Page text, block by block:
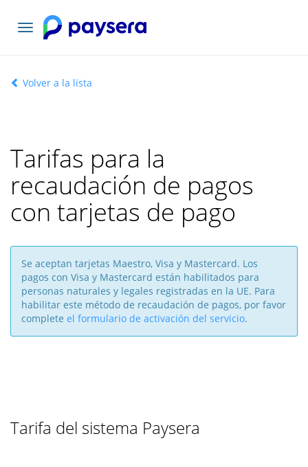
Toggle
navigation
Volver a la lista
Tarifas para la
recaudación de pagos
con tarjetas de pago
Se aceptan tarjetas Maestro, Visa y Mastercard. Los
pagos con Visa y Mastercard están habilitados para
personas naturales y legales registradas en la UE. Para
habilitar este método de recaudación de pagos, por favor
complete el formulario de activación del servicio.
Tarifa del sistema Paysera